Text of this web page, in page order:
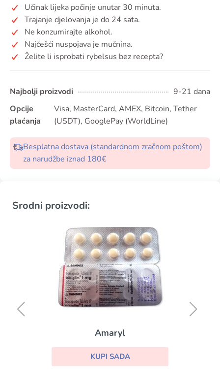
Učinak lijeka počinje unutar 30 minuta.
Trajanje djelovanja je do 24 sata.
Ne konzumirajte alkohol.
Najčešći nuspojava je mučnina.
Želite li isprobati rybelsus bez recepta?
Najbolji proizvodi
9-21 dana
Opcije
plaćanja
Visa, MasterCard, AMEX, Bitcoin, Tether
(USDT), GooglePay (WorldLine)
Besplatna dostava (standardnom zračnom poštom)
za narudžbe iznad 180€
Srodni proizvodi:
Amaryl
KUPI SADA